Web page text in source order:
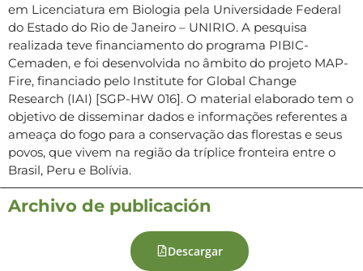
em Licenciatura em Biologia pela Universidade Federal
do Estado do Rio de Janeiro – UNIRIO. A pesquisa
realizada teve financiamento do programa PIBIC-
Cemaden, e foi desenvolvida no âmbito do projeto MAP-
Fire, financiado pelo Institute for Global Change
Research (IAI) [SGP-HW 016]. O material elaborado tem o
objetivo de disseminar dados e informações referentes a
ameaça do fogo para a conservação das florestas e seus
povos, que vivem na região da tríplice fronteira entre o
Brasil, Peru e Bolívia.
Archivo de publicación
Descargar